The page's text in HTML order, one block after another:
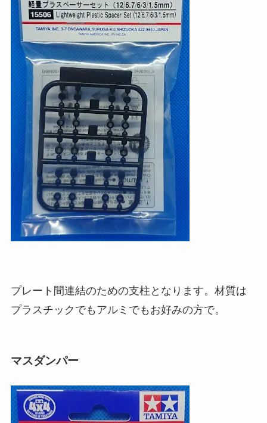
プレート間連結のための支柱となります。材質は
プラスチックでもアルミでもお好みの方で。
マスダンパー